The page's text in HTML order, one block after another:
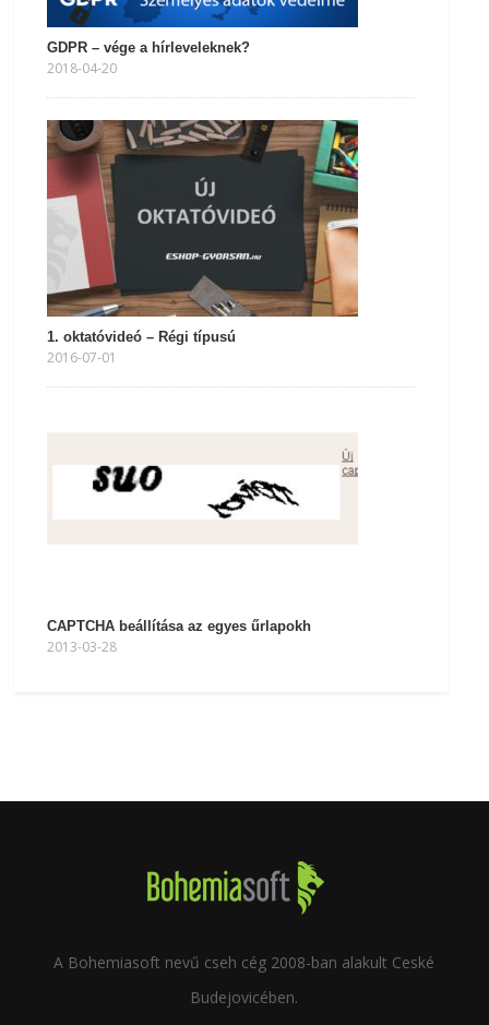
GDPR – vége a hírleveleknek?
2018-04-20
1. oktatóvideó – Régi típusú
2016-07-01
CAPTCHA beállítása az egyes űrlapokh
2013-03-28
A Bohemiasoft nevű cseh cég 2008-ban alakult Ceské
Budejovicében.